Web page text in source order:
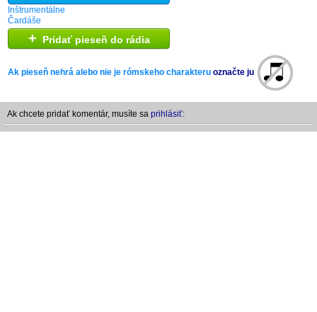
Inštrumentálne
Čardáše
+ Pridať pieseň do rádia
Ak pieseň nehrá alebo nie je rómskeho charakteru označte ju
Ak chcete pridať komentár, musíte sa prihlásiť: